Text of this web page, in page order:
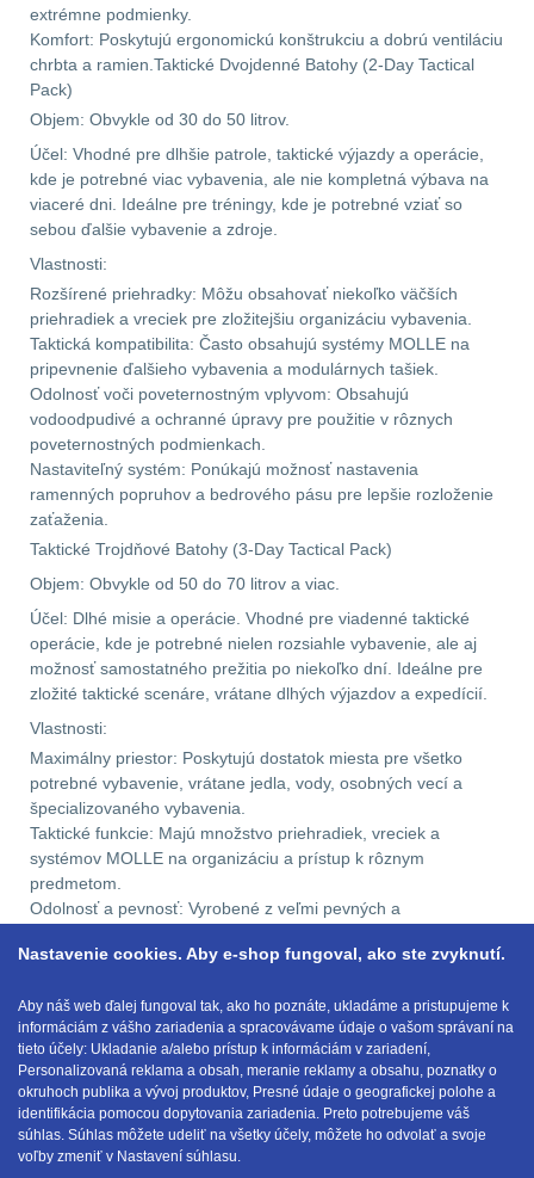
OBLEČENIE(316)
Nosičy a vesty
Prilby4
Šiltovky29
Chrániče10
Ponča a pláštěnky11
Čepice, kukly, šátky24
Chrániče sluchu
Nášivky74
Ostatní50
LIKVIDÁCIA SKLADU
(78)
Horolezectvo6
Karabíny1
Laná 2
Magnézium3
Outdoorová obuv1
Príslušenstvo1
Oblečenie na turistiku67
extrémne podmienky.
Komfort: Poskytujú ergonomickú konštrukciu a dobrú ventiláciu
chrbta a ramien.Taktické Dvojdenné Batohy (2-Day Tactical
Pack)
Objem: Obvykle od 30 do 50 litrov.
Účel: Vhodné pre dlhšie patrole, taktické výjazdy a operácie,
kde je potrebné viac vybavenia, ale nie kompletná výbava na
viaceré dni. Ideálne pre tréningy, kde je potrebné vziať so
sebou ďalšie vybavenie a zdroje.
Vlastnosti:
Rozšírené priehradky: Môžu obsahovať niekoľko väčších
priehradiek a vreciek pre zložitejšiu organizáciu vybavenia.
Taktická kompatibilita: Často obsahujú systémy MOLLE na
pripevnenie ďalšieho vybavenia a modulárnych tašiek.
Odolnosť voči poveternostným vplyvom: Obsahujú
vodoodpudivé a ochranné úpravy pre použitie v rôznych
poveternostných podmienkach.
Nastaviteľný systém: Ponúkajú možnosť nastavenia
ramenných popruhov a bedrového pásu pre lepšie rozloženie
zaťaženia.
Taktické Trojdňové Batohy (3-Day Tactical Pack)
Objem: Obvykle od 50 do 70 litrov a viac.
Účel: Dlhé misie a operácie. Vhodné pre viadenné taktické
operácie, kde je potrebné nielen rozsiahle vybavenie, ale aj
možnosť samostatného prežitia po niekoľko dní. Ideálne pre
zložité taktické scenáre, vrátane dlhých výjazdov a expedícií.
Vlastnosti:
Maximálny priestor: Poskytujú dostatok miesta pre všetko
potrebné vybavenie, vrátane jedla, vody, osobných vecí a
špecializovaného vybavenia.
Taktické funkcie: Majú množstvo priehradiek, vreciek a
systémov MOLLE na organizáciu a prístup k rôznym
predmetom.
Odolnosť a pevnosť: Vyrobené z veľmi pevných a
podmienok.
na rozloženie váhy, vrátane priedušných zádových panelov a
anatomických ramenných popruhov.
E-mail:obchod@anod.sk
Nastavenie cookies. Aby e-shop fungoval, ako ste zvyknutí.
Aby náš web ďalej fungoval tak, ako ho poznáte, ukladáme a pristupujeme k
informáciám z vášho zariadenia a spracovávame údaje o vašom správaní na
tieto účely: Ukladanie a/alebo prístup k informáciám v zariadení,
Personalizovaná reklama a obsah, meranie reklamy a obsahu, poznatky o
okruhoch publika a vývoj produktov, Presné údaje o geografickej polohe a
identifikácia pomocou dopytovania zariadenia. Preto potrebujeme váš
súhlas. Súhlas môžete udeliť na všetky účely, môžete ho odvolať a svoje
voľby zmeniť v Nastavení súhlasu.